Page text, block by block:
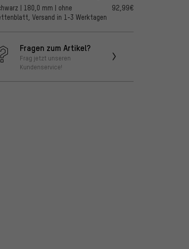
| 180,0 mm | ohne
Versand in 1-3 Werktagen
92,99€
Fragen zum Artikel?
Frag jetzt unseren
Kundenservice!